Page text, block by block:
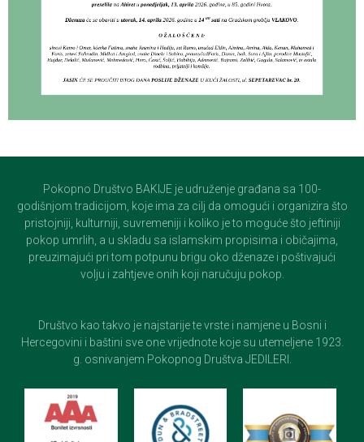
Pokopno Društvo BAKIJE je udruženje građana sa 100-
godišnjom tradicijom, koje ima za cilj da omogući i organizira što
pristojniji, kulturniji, suvremeniji i koliko je to moguće što jeftiniji
pokop umrlih, a u skladu sa islamskim propisima i običajima,
preuzimajući pri tom potpunu brigu oko dženaze i poštivajući
volju i zahtjeve onih koji naručuju pokop.
Društvo kao takvo je najstarije te vrste i namjene u Bosni i
Hercegovini i baštini sve one vrijednote koje su utemeljene 1923.
g. osnivanjem Pokopnog Društva JEDILERI.